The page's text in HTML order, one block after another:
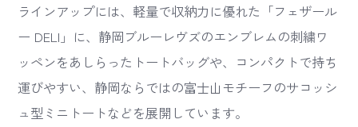
ラインアップには、軽量で収納力に優れた「フェザール
ー DELI」に、静岡ブルーレヴズのエンブレムの刺繍ワ
ッペンをあしらったトートバッグや、コンパクトで持ち
運びやすい、静岡ならではの富士山モチーフのサコッシ
ュ型ミニトートなどを展開しています。